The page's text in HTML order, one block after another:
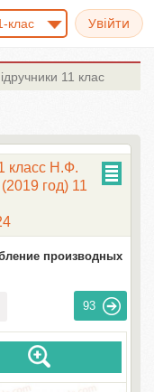
клас
11 клас
класс Н.Ф.
год) 11
производных
93